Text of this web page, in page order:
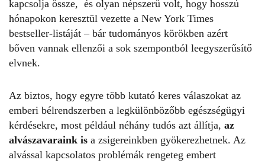
kapcsolja össze, és olyan népszerű volt, hogy hosszú
hónapokon keresztül vezette a New York Times
bestseller-listáját – bár tudományos körökben azért
bőven vannak ellenzői a sok szempontból leegyszerűsítő
elvnek.
Az biztos, hogy egyre több kutató keres válaszokat az
emberi bélrendszerben a legkülönbözőbb egészségügyi
kérdésekre, most például néhány tudós azt állítja, az
alvászavaraink is a zsigereinkben gyökerezhetnek. Az
alvással kapcsolatos problémák rengeteg embert